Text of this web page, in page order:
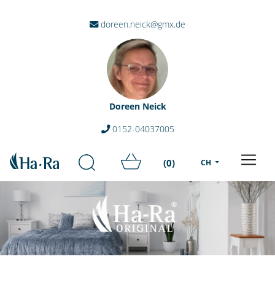
doreen.neick@gmx.de
Doreen Neick
0152-04037005
(0) CH